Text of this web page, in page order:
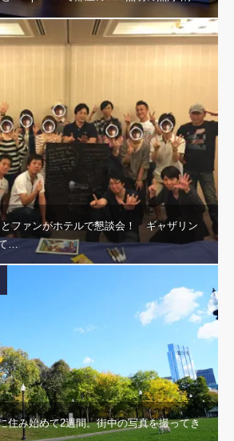
ファンがホテルで懇談会！ ギャザリン
…
住み始めて2週間。街中の写真を撮ってき